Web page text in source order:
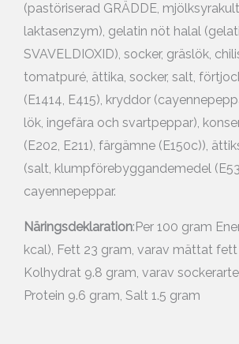
(pastöriserad GRÄDDE,
laktasenzym), gelatin nöt halal
SVAVELDIOXID), socker, gräslök,
tomatpuré, ättika, socker, salt,
(E1414, E415), kryddor
lök, ingefära och svartpeppar),
(E202, E211), färgämne (E150c)),
(salt, klumpförebyggandemedel
cayennepeppar.
Näringsdeklaration:Per 100 gram
kcal), Fett 23 gram, varav mättat
Kolhydrat 9.8 gram, varav
Protein 9.6 gram, Salt 1.5 gram